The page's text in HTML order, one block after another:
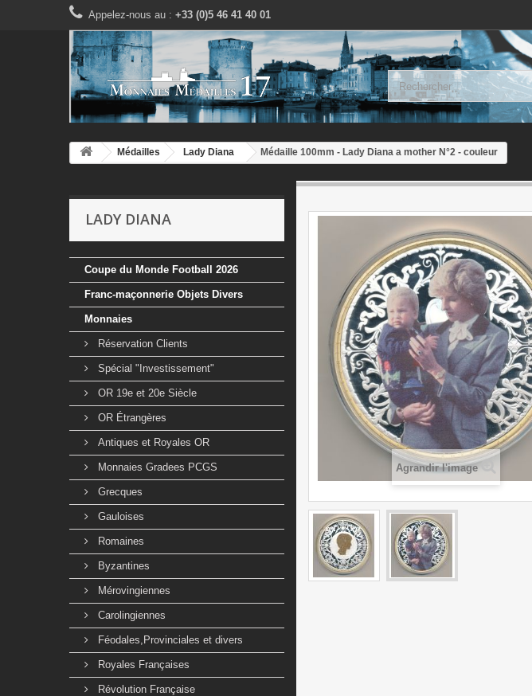
Appelez-nous au : +33 (0)5 46 41 40 01
Médailles Lady Diana Médaille 100mm - Lady Diana a mother N°2 - couleur
LADY DIANA
Coupe du Monde Football 2026
Franc-maçonnerie Objets Divers
Monnaies
Réservation Clients
Spécial "Investissement"
OR 19e et 20e Siècle
OR Étrangères
Antiques et Royales OR
Monnaies Gradees PCGS
Grecques
Gauloises
Romaines
Byzantines
Mérovingiennes
Carolingiennes
Féodales,Provinciales et divers
Royales Françaises
Révolution Française
Agrandir l'image